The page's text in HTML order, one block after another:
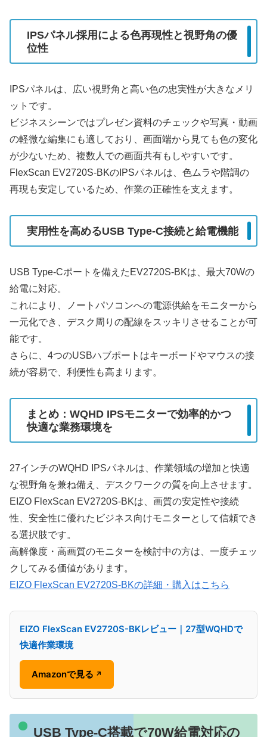
IPSパネル採用による色再現性と視野角の優
位性
IPSパネルは、広い視野角と高い色の忠実性が大きなメリ
ットです。
ビジネスシーンではプレゼン資料のチェックや写真・動画
の軽微な編集にも適しており、画面端から見ても色の変化
が少ないため、複数人での画面共有もしやすいです。
FlexScan EV2720S-BKのIPSパネルは、色ムラや階調の
再現も安定しているため、作業の正確性を支えます。
実用性を高めるUSB Type-C接続と給電機能
USB Type-Cポートを備えたEV2720S-BKは、最大70Wの
給電に対応。
これにより、ノートパソコンへの電源供給をモニターから
一元化でき、デスク周りの配線をスッキリさせることが可
能です。
さらに、4つのUSBハブポートはキーボードやマウスの接
続が容易で、利便性も高まります。
まとめ：WQHD IPSモニターで効率的かつ
快適な業務環境を
27インチのWQHD IPSパネルは、作業領域の増加と快適
な視野角を兼ね備え、デスクワークの質を向上させます。
EIZO FlexScan EV2720S-BKは、画質の安定性や接続
性、安全性に優れたビジネス向けモニターとして信頼でき
る選択肢です。
高解像度・高画質のモニターを検討中の方は、一度チェッ
クしてみる価値があります。
EIZO FlexScan EV2720S-BKの詳細・購入はこちら
EIZO FlexScan EV2720S-BKレビュー｜27型WQHDで
快適作業環境
Amazonで見る ↗
USB Type-C搭載で70W給電対応の